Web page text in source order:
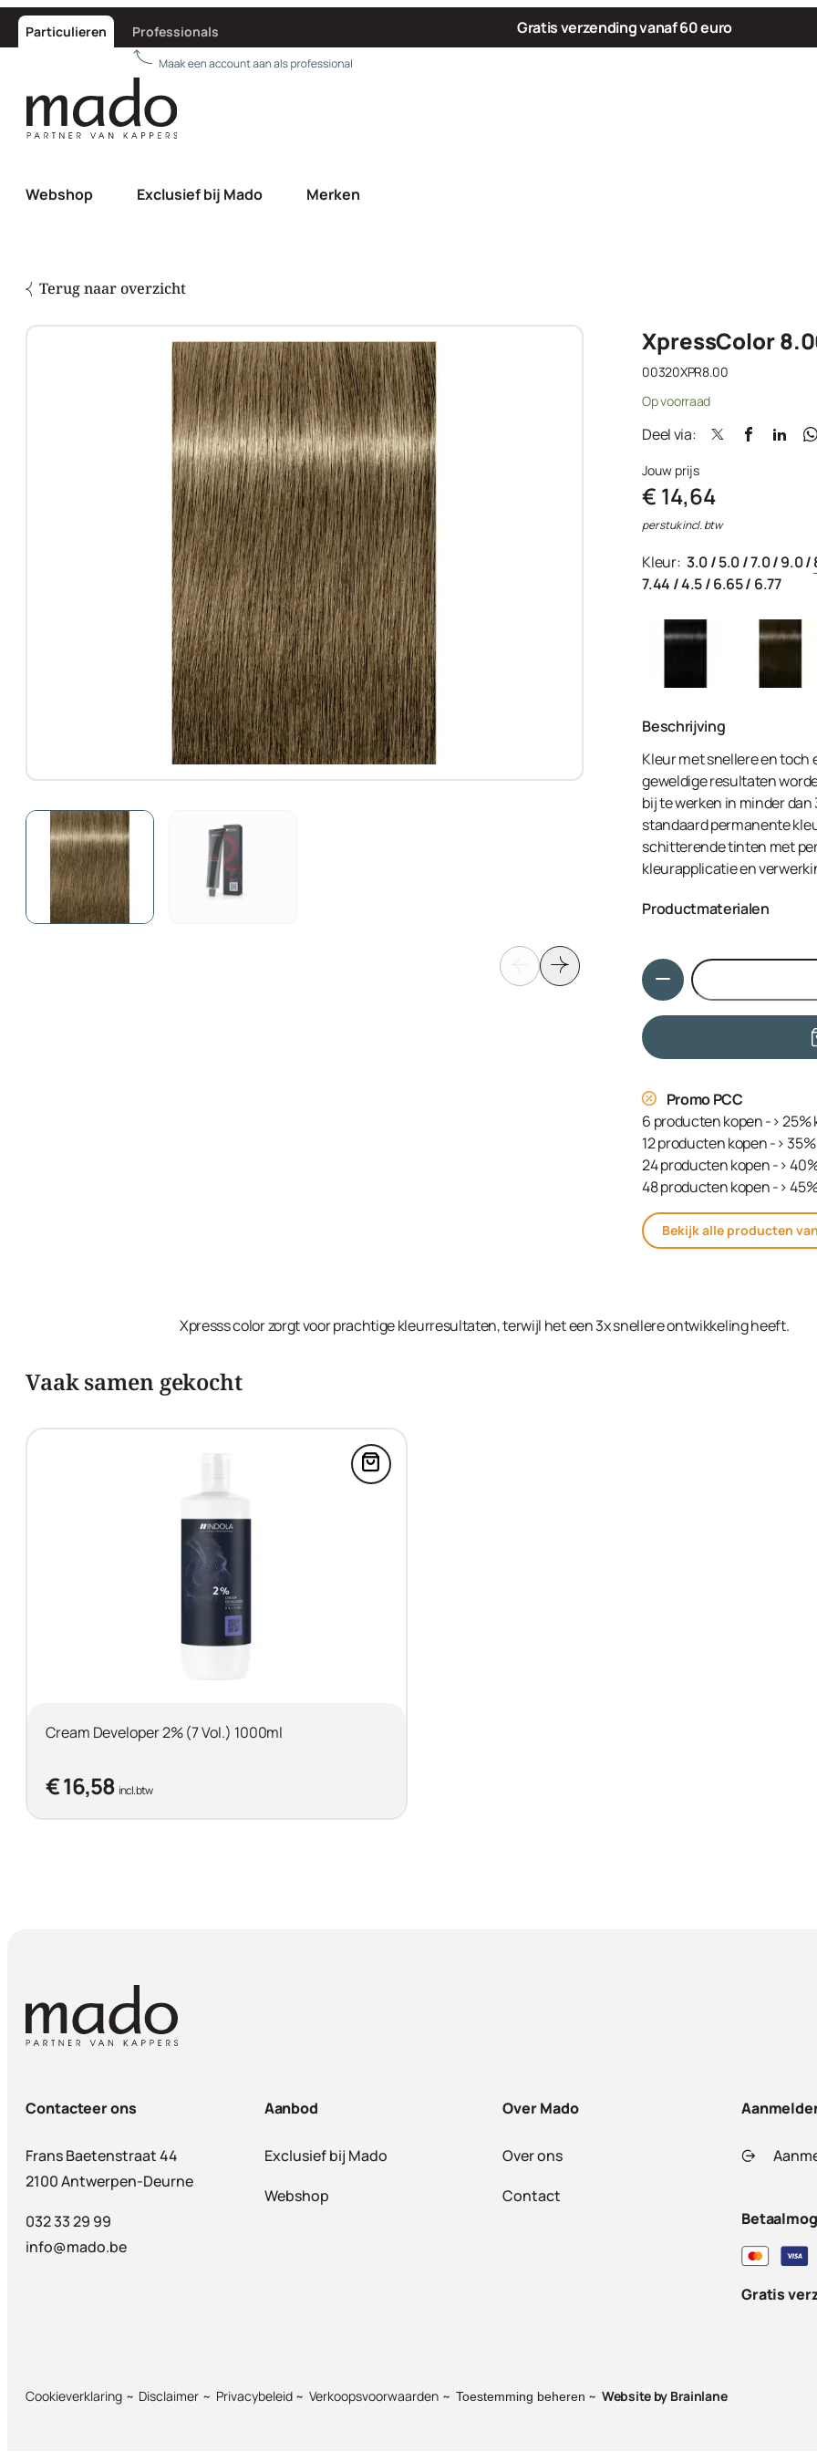
Particulieren Professionals Gratis verzending vanaf 60 euro
Webshop Exclusief bij Mado Merken
Terug naar overzicht
XpressColor
00320XPR8.00
Op voorraad
Deel via:
Jouw prijs
€ 14,64
per stuk incl. btw
Kleur: 3.0/5.0/7.0/9.0/
7.44 /4.5/6.65/ 6.77
Beschrijving
Kleur met snellere en
geweldige resultaten
bij te werken in minder
standaard permanente
schitterende tinten met
kleurapplicatie en
Productmaterialen
Ethanolamine,
Serine, Sodium Sulfite,
PEG-12 Allyl Ether,
Sodium Chloride,
Hoeveelheid
Promo PCC
6 producten kopen -> 25%
12 producten kopen ->
24 producten kopen ->
48 producten kopen ->
Bekijk alle producten
Xpresss color zorgt voor prachtige kleurresultaten, terwijl het een 3x snellere ontwikkeling heeft.
Vaak samen gekocht
Voeg Cream Developer 2% (7 Vol.) 1000ml in de
Cream Developer 2% (7 Vol.) 1000ml
€ 16,58 incl. btw
Contacteer ons
Frans Baetenstraat 44
2100 Antwerpen-Deurne
032 33 29 99
info@mado.be
Aanbod
Exclusief bij Mado
Webshop
Over Mado
Over ons
Contact
Gratis
Cookieverklaring Disclaimer Privacybeleid Verkoopsvoorwaarden Toestemming beheren Website by Brainlane